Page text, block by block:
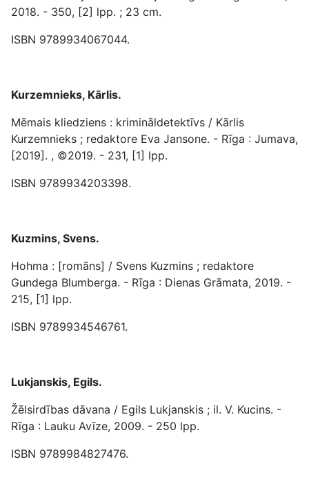
2018. - 350, [2] lpp. ; 23 cm.
ISBN 9789934067044.
Kurzemnieks, Kārlis.
Mēmais kliedziens : krimināldetektīvs / Kārlis
Kurzemnieks ; redaktore Eva Jansone. - Rīga : Jumava,
[2019]. , ©2019. - 231, [1] lpp.
ISBN 9789934203398.
Kuzmins, Svens.
Hohma : [romāns] / Svens Kuzmins ; redaktore
Gundega Blumberga. - Rīga : Dienas Grāmata, 2019. -
215, [1] lpp.
ISBN 9789934546761.
Lukjanskis, Egils.
Žēlsirdības dāvana / Egils Lukjanskis ; il. V. Kucins. -
Rīga : Lauku Avīze, 2009. - 250 lpp.
ISBN 9789984827476.